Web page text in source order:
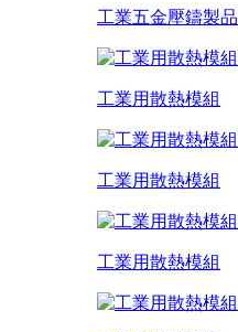
工業五金壓鑄製品
工業用散熱模組
工業用散熱模組
工業用散熱模組